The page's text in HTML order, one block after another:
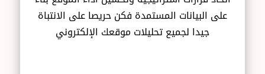
على البيانات المستمدة فكن حريصا على الانتباة
جيدا لجميع تحليلات موقعك الإلكتروني